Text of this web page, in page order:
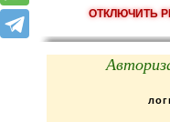
ОТКЛЮЧИТЬ